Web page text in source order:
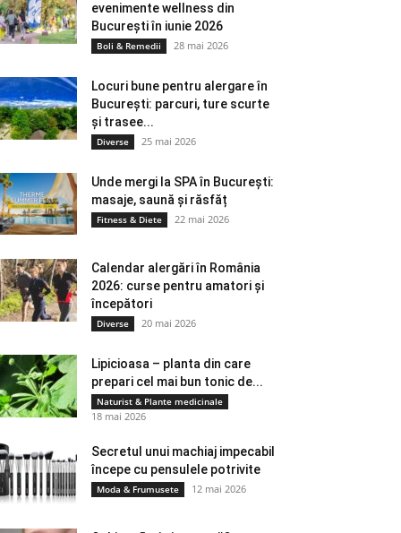
evenimente wellness din
București în iunie 2026
Boli & Remedii 28 mai 2026
Locuri bune pentru alergare în
București: parcuri, ture scurte
și trasee...
Diverse 25 mai 2026
Unde mergi la SPA în București:
masaje, saună și răsfăț
Fitness & Diete 22 mai 2026
Calendar alergări în România
2026: curse pentru amatori și
începători
Diverse 20 mai 2026
Lipicioasa – planta din care
prepari cel mai bun tonic de...
Naturist & Plante medicinale
18 mai 2026
Secretul unui machiaj impecabil
începe cu pensulele potrivite
Moda & Frumusete 12 mai 2026